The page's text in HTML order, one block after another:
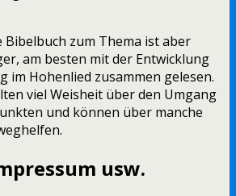
Bibelbuch zum Thema ist aber
am besten mit der Entwicklung
im Hohenlied zusammen gelesen.
viel Weisheit über den Umgang
und können über manche
usw.